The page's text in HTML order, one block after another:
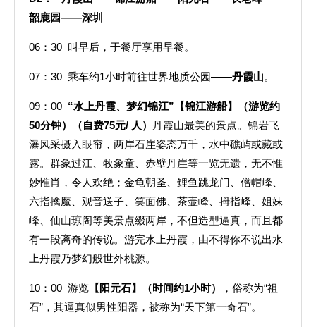
韶鹿园——深圳
06：30 叫早后，于餐厅享用早餐。
07：30 乘车约1小时前往世界地质公园——丹霞山。
09：00 “水上丹霞、梦幻锦江”【锦江游船】（游览约
50分钟）（自费75元/ 人） 丹霞山最美的景点。锦岩飞
瀑风采摄入眼帘，两岸石崖姿态万千，水中礁屿或藏或
露。群象过江、牧象童、赤壁丹崖等一览无遗，无不惟
妙惟肖，令人欢绝；金龟朝圣、鲤鱼跳龙门、僧帽峰、
六指擒魔、观音送子、笑面佛、茶壶峰、拇指峰、姐妹
峰、仙山琼阁等美景点缀两岸，不但造型逼真，而且都
有一段离奇的传说。游完水上丹霞，由不得你不说出水
上丹霞乃梦幻般世外桃源。
10：00 游览 【阳元石】 （时间约1小时）
，俗称为“祖
石”，其逼真似男性阳器，被称为“天下第一奇石”。